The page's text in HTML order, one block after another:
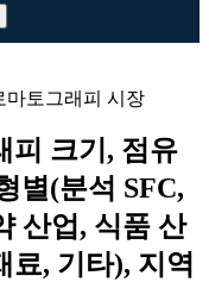
마토그래피 시장
피 크기, 점유
별(분석 SFC,
산업, 식품 산
료, 기타), 지역